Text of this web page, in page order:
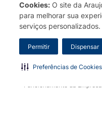
Cookies: O site da
para melhorar sua
serviços personalizados.
Permitir Dispensar
Preferências de Cookies
Termo de Uso Portal
A Drogaria Araujo S/A
marca. Para sua
Araujo S.A. Em caso de
Razão Social: Drogaria
0300.313.1010 e (31)
10.965 | Yasmin Silva
Funcionamento da